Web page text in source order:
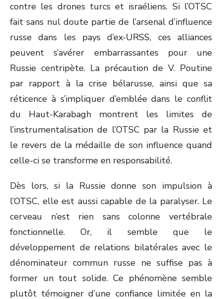
contre les drones turcs et israéliens. Si l’OTSC
fait sans nul doute partie de l’arsenal d’influence
russe dans les pays d’ex-URSS, ces alliances
peuvent s’avérer embarrassantes pour une
Russie centripète. La précaution de V. Poutine
par rapport à la crise bélarusse, ainsi que sa
réticence à s’impliquer d’emblée dans le conflit
du Haut-Karabagh montrent les limites de
l’instrumentalisation de l’OTSC par la Russie et
le revers de la médaille de son influence quand
celle-ci se transforme en responsabilité.
Dès lors, si la Russie donne son impulsion à
l’OTSC, elle est aussi capable de la paralyser. Le
cerveau n’est rien sans colonne vertébrale
fonctionnelle. Or, il semble que le
développement de relations bilatérales avec le
dénominateur commun russe ne suffise pas à
former un tout solide. Ce phénomène semble
plutôt témoigner d’une confiance limitée en la